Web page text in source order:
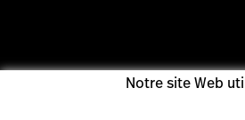
Notre site Web